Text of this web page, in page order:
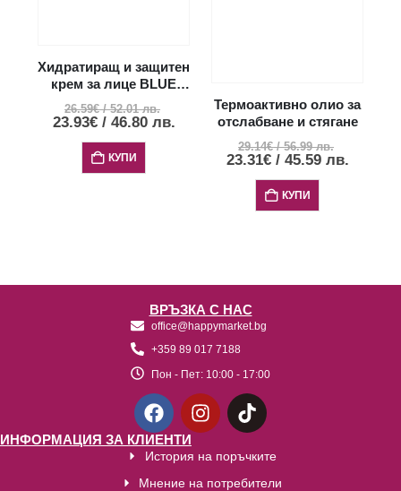
Хидратиращ и защитен
крем за лице BLUE
SHIELD
26.59€ /52.01лв.
23.93€ / 46.80 лв.
КУПИ
Термоактивно олио за
отслабване и стягане
29.14€ /56.99лв.
23.31€ / 45.59 лв.
КУПИ
ВРЪЗКА С НАС
office@happymarket.bg
+359 89 017 7188
Пон - Пет: 10:00 - 17:00
ИНФОРМАЦИЯ ЗА КЛИЕНТИ
История на поръчките
Мнение на потребители